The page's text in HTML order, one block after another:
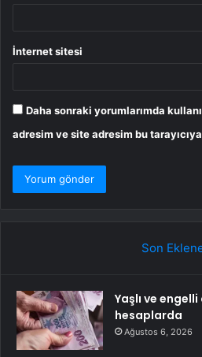
İnternet sitesi
Daha sonraki yorumlarımda
adresim ve site adresim bu
Son
Yaşlı ve engelli
hesaplarda
Ağustos 6, 2026